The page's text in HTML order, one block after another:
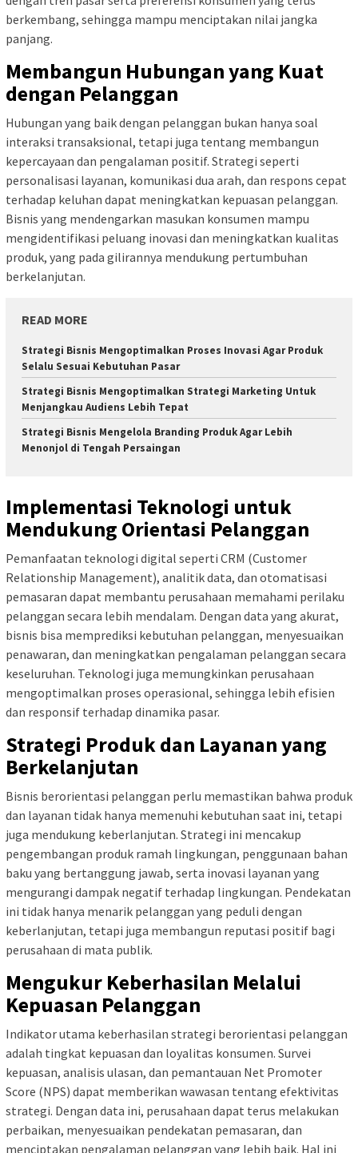
berkembang, sehingga mampu menciptakan nilai jangka
panjang.
Membangun Hubungan yang Kuat
dengan Pelanggan
Hubungan yang baik dengan pelanggan bukan hanya soal
interaksi transaksional, tetapi juga tentang membangun
kepercayaan dan pengalaman positif. Strategi seperti
personalisasi layanan, komunikasi dua arah, dan respons cepat
terhadap keluhan dapat meningkatkan kepuasan pelanggan.
Bisnis yang mendengarkan masukan konsumen mampu
mengidentifikasi peluang inovasi dan meningkatkan kualitas
produk, yang pada gilirannya mendukung pertumbuhan
berkelanjutan.
READ MORE
Strategi Bisnis Mengoptimalkan Proses Inovasi Agar Produk
Selalu Sesuai Kebutuhan Pasar
Strategi Bisnis Mengoptimalkan Strategi Marketing Untuk
Menjangkau Audiens Lebih Tepat
Strategi Bisnis Mengelola Branding Produk Agar Lebih
Menonjol di Tengah Persaingan
Implementasi Teknologi untuk
Mendukung Orientasi Pelanggan
Pemanfaatan teknologi digital seperti CRM (Customer
Relationship Management), analitik data, dan otomatisasi
pemasaran dapat membantu perusahaan memahami perilaku
pelanggan secara lebih mendalam. Dengan data yang akurat,
bisnis bisa memprediksi kebutuhan pelanggan, menyesuaikan
penawaran, dan meningkatkan pengalaman pelanggan secara
keseluruhan. Teknologi juga memungkinkan perusahaan
mengoptimalkan proses operasional, sehingga lebih efisien
dan responsif terhadap dinamika pasar.
Strategi Produk dan Layanan yang
Berkelanjutan
Bisnis berorientasi pelanggan perlu memastikan bahwa produk
dan layanan tidak hanya memenuhi kebutuhan saat ini, tetapi
juga mendukung keberlanjutan. Strategi ini mencakup
pengembangan produk ramah lingkungan, penggunaan bahan
baku yang bertanggung jawab, serta inovasi layanan yang
mengurangi dampak negatif terhadap lingkungan. Pendekatan
ini tidak hanya menarik pelanggan yang peduli dengan
keberlanjutan, tetapi juga membangun reputasi positif bagi
perusahaan di mata publik.
Mengukur Keberhasilan Melalui
Kepuasan Pelanggan
Indikator utama keberhasilan strategi berorientasi pelanggan
adalah tingkat kepuasan dan loyalitas konsumen. Survei
kepuasan, analisis ulasan, dan pemantauan Net Promoter
Score (NPS) dapat memberikan wawasan tentang efektivitas
strategi. Dengan data ini, perusahaan dapat terus melakukan
perbaikan, menyesuaikan pendekatan pemasaran, dan
menciptakan pengalaman pelanggan yang lebih baik. Hal ini